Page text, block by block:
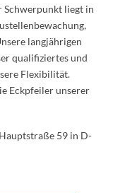
Schwerpunkt liegt in
langjährigen
qualifiziertes und
Flexibilität.
Eckpfeiler unserer
59 in D-